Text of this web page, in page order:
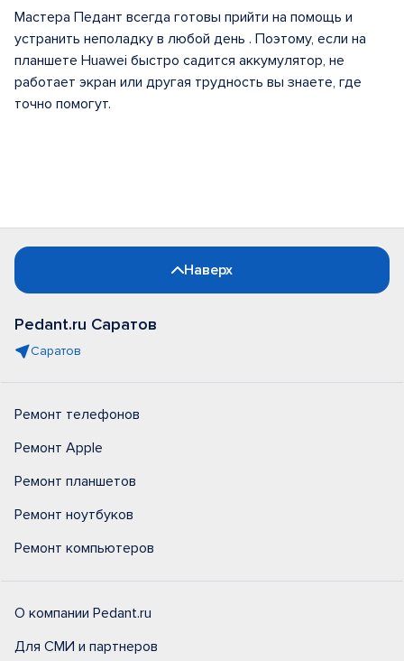
Мастера Педант всегда готовы прийти на помощь и
устранить неполадку в любой день . Поэтому, если на
планшете Huawei быстро садится аккумулятор, не
работает экран или другая трудность вы знаете, где
точно помогут.
Наверх
Pedant.ru Саратов
Саратов
Ремонт телефонов
Ремонт Apple
Ремонт планшетов
Ремонт ноутбуков
Ремонт компьютеров
О компании Pedant.ru
Для СМИ и партнеров